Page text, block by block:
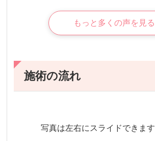
もっと多くの声を見る
施術の流れ
写真は左右にスライドできます